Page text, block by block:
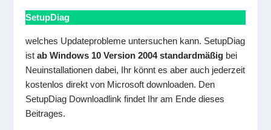
SetupDiag
welches Updateprobleme untersuchen kann. SetupDiag
istab Windows 10 Version 2004 standardmäßig bei
Neuinstallationen dabei, Ihr könnt es aber auch jederzeit
kostenlos direkt von Microsoft downloaden. Den
SetupDiag Downloadlink findet Ihr am Ende dieses
Beitrages.